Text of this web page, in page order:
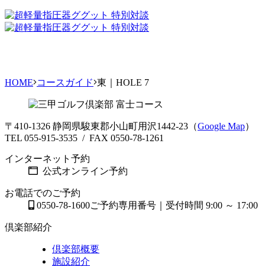
HOME コースガイド 東｜HOLE 7
〒410-1326 静岡県駿東郡小山町用沢1442-23（Google Map）
TEL 055-915-3535 / FAX 0550-78-1261
インターネット予約
公式オンライン予約
お電話でのご予約
0550-78-1600ご予約専用番号｜受付時間 9:00 ～ 17:00
倶楽部紹介
倶楽部概要
施設紹介